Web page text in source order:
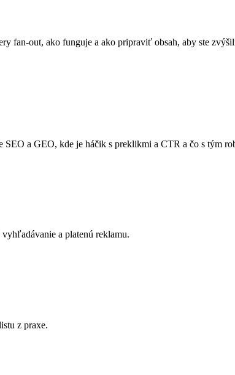
fan-out, ako funguje a ako pripraviť obsah, aby ste
a GEO, kde je háčik s preklikmi a CTR a čo s tým
a platenú reklamu.
z praxe.